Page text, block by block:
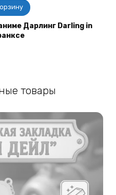
Дарлинг Darling in
товары